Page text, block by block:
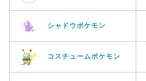
シャドウポケモン
コスチュームポケモン